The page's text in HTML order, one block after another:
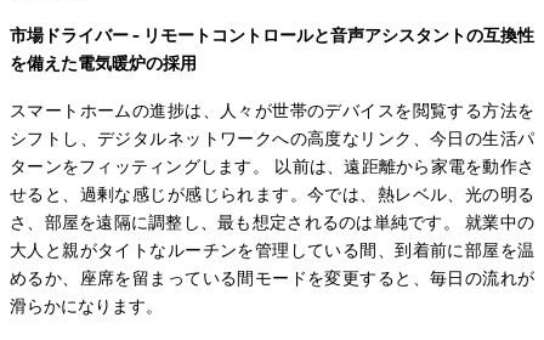
市場ドライバー - リモートコントロールと音声アシスタントの互換性
を備えた電気暖炉の採用
スマートホームの進捗は、人々が世帯のデバイスを閲覧する方法を
シフトし、デジタルネットワークへの高度なリンク、今日の生活パ
ターンをフィッティングします。 以前は、遠距離から家電を動作さ
せると、過剰な感じが感じられます。今では、熱レベル、光の明る
さ、部屋を遠隔に調整し、最も想定されるのは単純です。 就業中の
大人と親がタイトなルーチンを管理している間、到着前に部屋を温
めるか、座席を留まっている間モードを変更すると、毎日の流れが
滑らかになります。